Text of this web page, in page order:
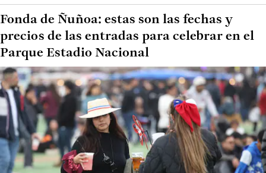
Fonda de Ñuñoa: estas son las fechas y
precios de las entradas para celebrar en el
Parque Estadio Nacional